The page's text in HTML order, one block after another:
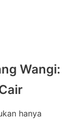
Wangi:
hanya